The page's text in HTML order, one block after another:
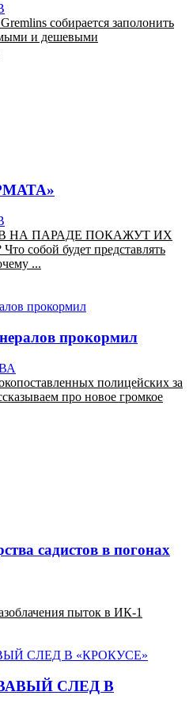
собирается заполонить
и дешевыми
НА ПАРАДЕ ПОКАЖУТ ИХ
будет представлять
...
прокормил
полицейских за
про новое громкое
садистов в погонах
пыток в ИК-1
СЛЕД В